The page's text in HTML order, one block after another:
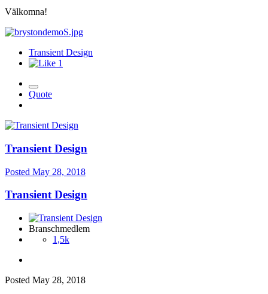
Välkomna!
Transient Design
1
Quote
Transient Design
Posted May 28, 2018
Transient Design
Branschmedlem
1,5k
Posted May 28, 2018